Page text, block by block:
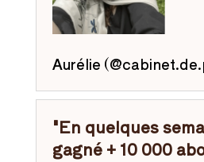
Aurélie
"En quelques
gagné + 10 000